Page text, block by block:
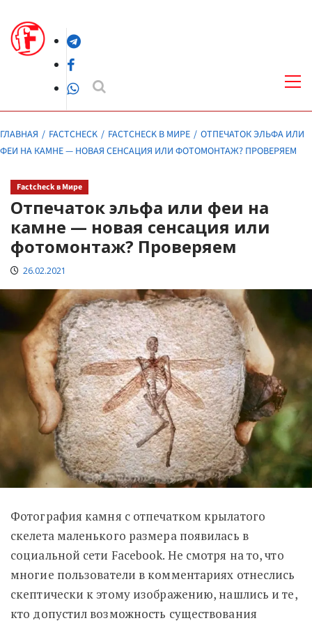
содержимомуTelegram
Facebook
WhatsApp
ГЛАВНАЯ FACTCHECK FACTCHECK В МИРЕ
ОТПЕЧАТОК ЭЛЬФА ИЛИ
ФЕИ НА КАМНЕ — НОВАЯ СЕНСАЦИЯ ИЛИ ФОТОМОНТАЖ? ПРОВЕРЯЕМ
Factcheck в Мире
Отпечаток эльфа или феи на
камне — новая сенсация или
фотомонтаж? Проверяем
26.02.2021
Фотография камня с отпечатком крылатого
скелета маленького размера появилась в
социальной сети Facebook. Не смотря на то, что
многие пользователи в комментариях отнеслись
скептически к этому изображению, нашлись и те,
кто допустил возможность существования